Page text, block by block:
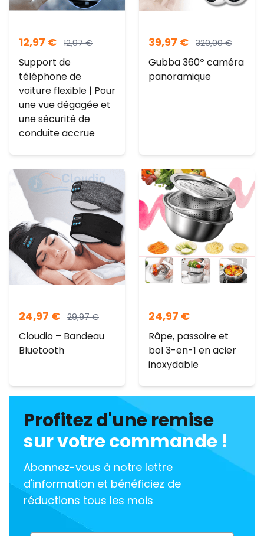
12,97 € 12,97€
Support de
téléphone de
voiture flexible | Pour
une vue dégagée et
une sécurité de
conduite accrue
39,97 € 320,00€
Gubba 360º caméra
panoramique
24,97 € 29,97€
Cloudio – Bandeau
Bluetooth
24,97 €
Râpe, passoire et
bol 3-en-1 en acier
inoxydable
Profitez d'une remise
sur votre commande !
Abonnez-vous à notre lettre
d'information et bénéficiez de
réductions tous les mois